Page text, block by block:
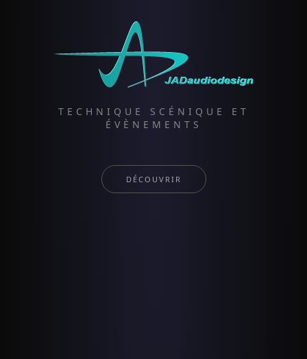
TECHNIQUE SCÉNIQUE ET
ÉVÈNEMENTS
DÉCOUVRIR